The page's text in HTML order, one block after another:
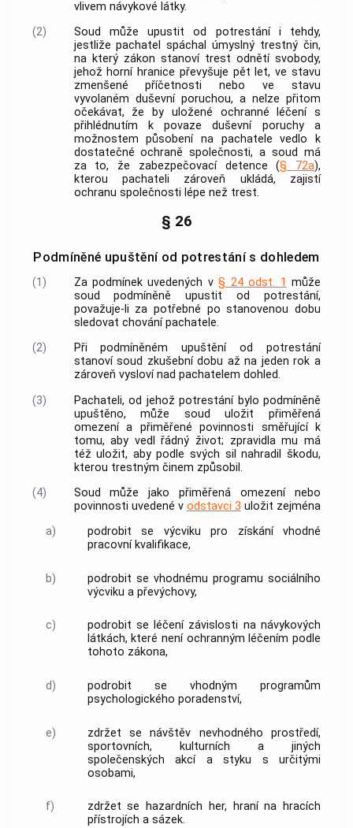
vlivem návykové látky.
(2)
Soud může upustit od potrestání i tehdy,
jestliže pachatel spáchal úmyslný trestný čin,
na který zákon stanoví trest odnětí svobody,
jehož horní hranice převyšuje pět let, ve stavu
zmenšené příčetnosti nebo ve stavu
vyvolaném duševní poruchou, a nelze přitom
očekávat, že by uložené ochranné léčení s
přihlédnutím k povaze duševní poruchy a
možnostem působení na pachatele vedlo k
dostatečné ochraně společnosti, a soud má
za to, že zabezpečovací detence (§ 72a),
kterou pachateli zároveň ukládá, zajistí
ochranu společnosti lépe než trest.
§ 26
Podmíněné upuštění od potrestání s dohledem
(1) Za podmínek uvedených v§ 24 odst. 1 může
soud podmíněně upustit od potrestání,
považuje-li za potřebné po stanovenou dobu
sledovat chování pachatele.
(2)
Při podmíněném upuštění od potrestání
stanoví soud zkušební dobu až na jeden rok a
zároveň vysloví nad pachatelem dohled.
(3)
Pachateli, od jehož potrestání bylo podmíněně
upuštěno, může soud uložit přiměřená
omezení a přiměřené povinnosti směřující k
tomu, aby vedl řádný život; zpravidla mu má
též uložit, aby podle svých sil nahradil škodu,
kterou trestným činem způsobil.
(4)
Soud může jako přiměřená omezení nebo
povinnosti uvedené v odstavci 3 uložit zejména
a)
podrobit se výcviku pro získání vhodné
pracovní kvalifikace,
b)
podrobit se vhodnému programu sociálního
výcviku a převýchovy,
c) podrobit se léčení závislosti na návykových
látkách, které není ochranným léčením podle
tohoto zákona,
d)
podrobit se vhodným programům
psychologického poradenství,
e)
zdržet se návštěv nevhodného prostředí,
sportovních, kulturních a jiných
společenských akcí a styku s určitými
osobami,
f)
zdržet se hazardních her, hraní na hracích
přístrojích a sázek.